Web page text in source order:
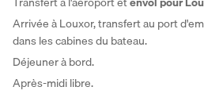
Arrivée à Louxor, transfert au port
dans les cabines du bateau.
Déjeuner à bord.
Après-midi libre.